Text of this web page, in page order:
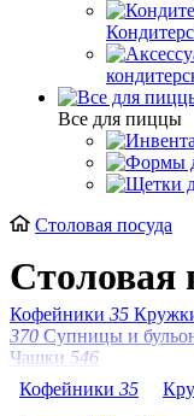
Все для пиццы
Столовая посуда
Столовая
Кофейники 35
370 Супницы и
Чашки 546
Кофейники 35